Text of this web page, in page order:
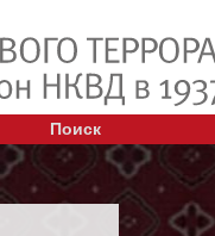
Поиск